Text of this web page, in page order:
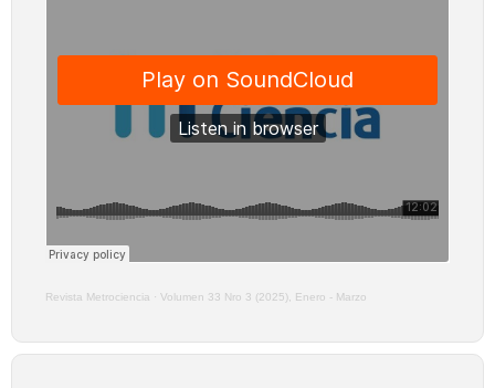
Revista Metrociencia · Volumen 33 Nro 3 (2025), Enero - Marzo